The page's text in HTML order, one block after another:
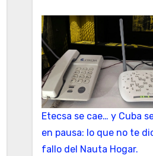
Etecsa se cae… y Cuba
en pausa: lo que no te
fallo del Nauta Hogar.